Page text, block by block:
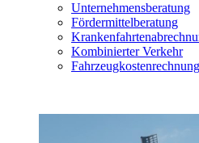
Unternehmensberatung
Fördermittelberatung
Kombinierter Verkehr
Fahrzeugkostenrechnung